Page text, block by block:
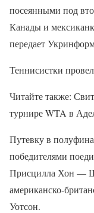
посеянными под
Канады и
передает
Теннисистки
Читайте также:
турнире WTA в
Путевку в
победителями
Присцилла Хон —
американско-
Уотсон.